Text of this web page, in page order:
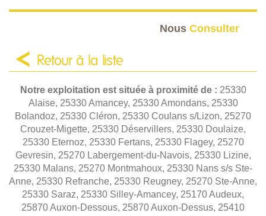
Nous Consulter
Retour à la liste
Notre exploitation est située à proximité de : 25330
Alaise, 25330 Amancey, 25330 Amondans, 25330
Bolandoz, 25330 Cléron, 25330 Coulans s/Lizon, 25270
Crouzet-Migette, 25330 Déservillers, 25330 Doulaize,
25330 Eternoz, 25330 Fertans, 25330 Flagey, 25270
Gevresin, 25270 Labergement-du-Navois, 25330 Lizine,
25330 Malans, 25270 Montmahoux, 25330 Nans s/s Ste-
Anne, 25330 Refranche, 25330 Reugney, 25270 Ste-Anne,
25330 Saraz, 25330 Silley-Amancey, 25170 Audeux,
25870 Auxon-Dessous, 25870 Auxon-Dessus, 25410